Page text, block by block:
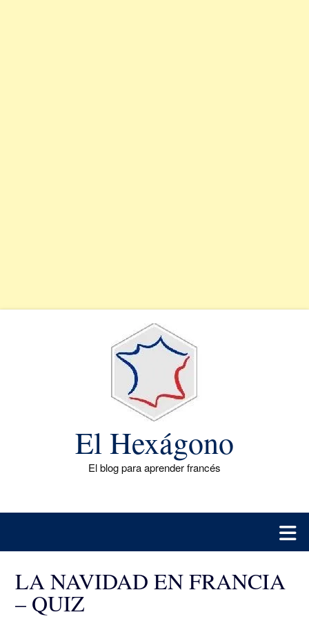
El Hexágono
El blog para aprender francés
LA NAVIDAD EN FRANCIA
– QUIZ